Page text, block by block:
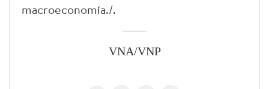
macroeconomía./.
VNA/VNP